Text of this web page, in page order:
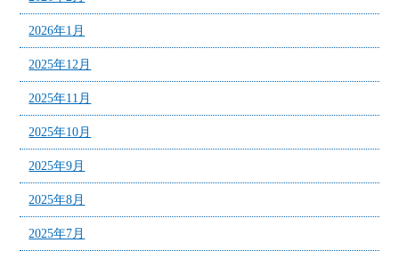
2026年1月
2025年12月
2025年11月
2025年10月
2025年9月
2025年8月
2025年7月